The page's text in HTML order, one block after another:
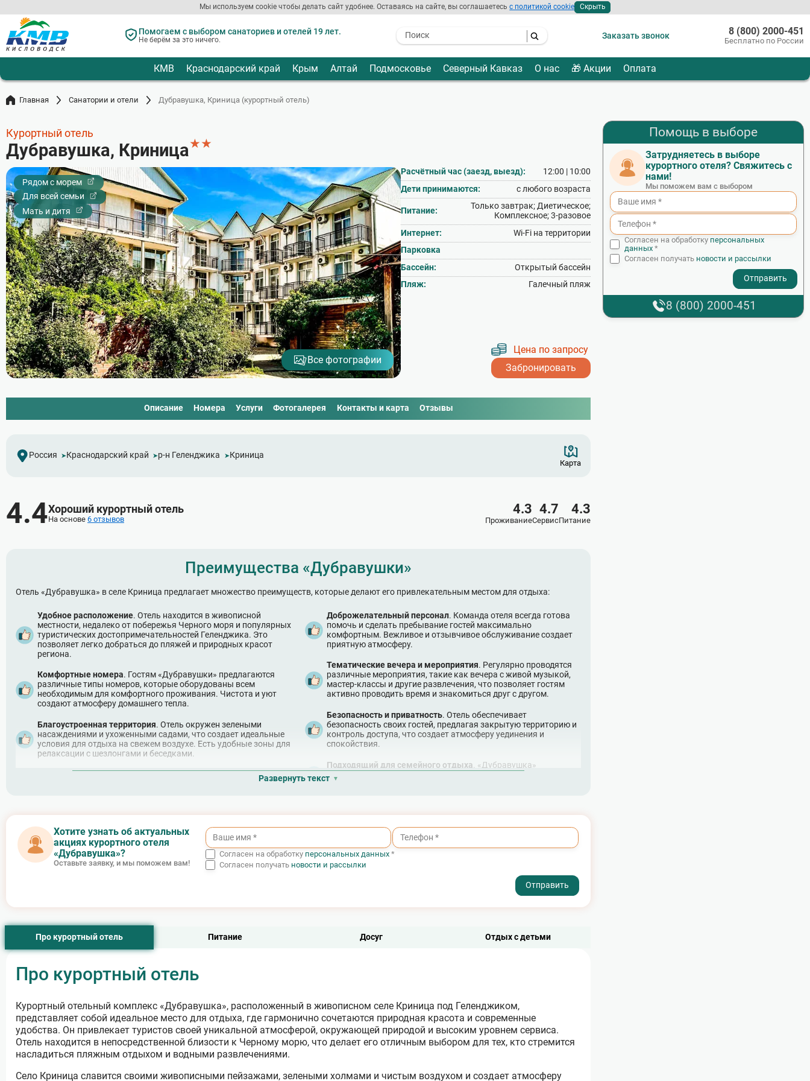
Мы используем cookie чтобы делать сайт удобнее. Оставаясь на сайте, вы соглашаетесьс политикой cookie Скрыть
Перейти
основному
содержанию
Помогаем с выбором санаториев и отелей 19 лет.
Не берём за это ничего.
- I agree to the processing of my
Заказать звонок 8 (800) 2000-451
Бесплатно по России
КМВ Краснодарский край Крым Алтай Подмосковье Северный Кавказ О нас 🎁 Акции Оплата
Главная Санатории и отели Дубравушка, Криница (курортный отель)
Курортный отель
Дубравушка, Криница★★
Рядом с морем
Для всей семьи
Мать и дитя
Все фотографии
Расчётный час (заезд, выезд):
12:00 | 10:00
Дети принимаются:
с любого возраста
Питание:
Только завтрак; Диетическое;
Комплексное; 3‑разовое
Интернет:
Wi‑Fi на территории
Парковка
Бассейн:
Открытый бассейн
Пляж:
Галечный пляж
Забронировать
Цена по запросу
Описание Номера Услуги Фотогалерея Контакты и карта Отзывы
Россия Краснодарский край р-н Геленджика Криница
Карта
4.4Хороший курортный отель
На основе 6 отзывов
4.3
Проживание
4.7
Сервис
4.3
Питание
Преимущества «Дубравушки»
Отель «Дубравушка» в селе Криница предлагает множество преимуществ, которые делают его привлекательным местом для отдыха:
Удобное расположение. Отель находится в живописной
местности, недалеко от побережья Черного моря и популярных
туристических достопримечательностей Геленджика. Это
позволяет легко добраться до пляжей и природных красот
региона.
Комфортные номера. Гостям «Дубравушки» предлагаются
различные типы номеров, которые оборудованы всем
необходимым для комфортного проживания. Чистота и уют
создают атмосферу домашнего тепла.
Благоустроенная территория. Отель окружен зелеными
насаждениями и ухоженными садами, что создает идеальные
условия для отдыха на свежем воздухе. Есть удобные зоны для
релаксации с шезлонгами и беседками.
. Отель предлагает множество вариантов
активного отдыха — спортивные площадки, настольные игры,
Качественное питание
. В ресторане «Дубравушки»
предлагаются разнообразные блюда местной и
международной кухни, приготовленные из свежих продуктов.
Доброжелательный персонал. Команда отеля всегда готова
помочь и сделать пребывание гостей максимально
комфортным. Вежливое и отзывчивое обслуживание создает
приятную атмосферу.
Тематические вечера и мероприятия. Регулярно проводятся
различные мероприятия, такие как вечера с живой музыкой,
мастер-классы и другие развлечения, что позволяет гостям
активно проводить время и знакомиться друг с другом.
Безопасность и приватность. Отель обеспечивает
безопасность своих гостей, предлагая закрытую территорию и
контроль доступа, что создает атмосферу уединения и
спокойствия.
Подходящий для семейного отдыха. «Дубравушка»
предлагает удобства для семей с детьми, включая игровые
площадки и специальные детские меню в ресторане.
экологически чистые материалы и практики, что делает отдых
более приятным для тех, кто заботится о природе.
Развернуть текст
Хотите узнать об актуальных
акциях курортного отеля
«Дубравушка»?
Оставьте заявку, и мы поможем вам!
Согласен на обработку персональных данных *
Согласен получать новости и рассылки
Про курортный отель Питание Досуг Отдых с детьми
Про курортный отель
Курортный отельный комплекс «Дубравушка», расположенный в живописном селе Криница под Геленджиком,
представляет собой идеальное место для отдыха, где гармонично сочетаются природная красота и современные
удобства. Он привлекает туристов своей уникальной атмосферой, окружающей природой и высоким уровнем сервиса.
Отель находится в непосредственной близости к Черному морю, что делает его отличным выбором для тех, кто стремится
насладиться пляжным отдыхом и водными развлечениями.
Село Криница славится своими живописными пейзажами, зелеными холмами и чистым воздухом и создает атмосферу
Помощь в выборе
Затрудняетесь в выборе
курортного отеля? Свяжитесь с
нами!
Мы поможем вам с выбором
Согласен на обработку персональных
данных*
Согласен получать новости и рассылки
8 (800) 2000-451